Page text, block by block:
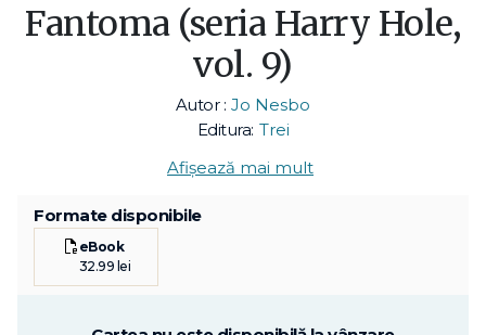
Fantoma (seria Harry Hole,
vol. 9)
Autor : Jo Nesbo
Editura: Trei
Afișează mai mult
Formate disponibile
eBook
32.99 lei